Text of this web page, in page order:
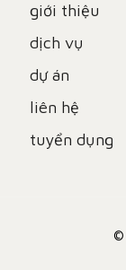
giới thiệu
dịch vụ
dự án
liên hệ
tuyển dụng
©